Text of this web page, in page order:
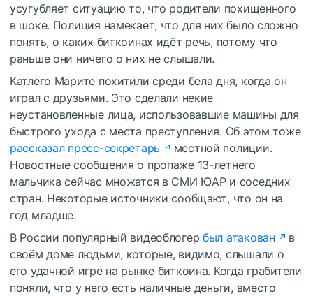
усугубляет ситуацию то, что родители похищенного
в шоке. Полиция намекает, что для них было сложно
понять, о каких биткоинах идёт речь, потому что
раньше они ничего о них не слышали.
Катлего Марите похитили среди бела дня, когда он
играл с друзьями. Это сделали некие
неустановленные лица, использовавшие машины для
быстрого ухода с места преступления. Об этом тоже
рассказал пресс-секретарь
местной полиции.
Новостные сообщения о пропаже 13-летнего
мальчика сейчас множатся в СМИ ЮАР и соседних
стран. Некоторые источники сообщают, что он на
год младше.
В России популярный видеоблогербыл атакован
в
своём доме людьми, которые, видимо, слышали о
его удачной игре на рынке биткоина. Когда грабители
поняли, что у него есть наличные деньги, вместо